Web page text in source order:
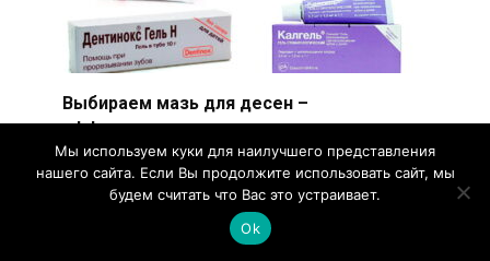
Выбираем мазь для десен –
эффективные средства для лечения
кровоточивости и воспаления
Мазь для десен — лекарственное средство,
активно использующееся в стоматологической
Мы используем куки для наилучшего представления
нашего сайта. Если Вы продолжите использовать сайт, мы
будем считать что Вас это устраивает.
Ok